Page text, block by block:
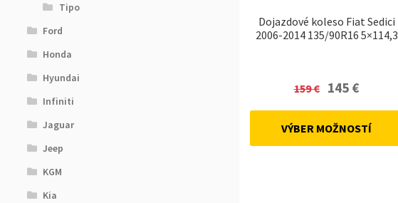
Tipo
Ford
Honda
Hyundai
Infiniti
Jaguar
Jeep
KGM
Kia
Dojazdové koleso Fiat Sedici
2006-2014 135/90R16 5×114,3
159€
Original
159 €.
145 €
145 €.
VÝBER MOŽNOSTÍ